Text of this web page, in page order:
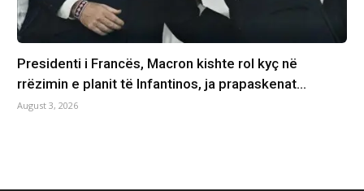
Presidenti i Francës, Macron kishte rol kyç në
rrëzimin e planit të Infantinos, ja prapaskenat…
August 3, 2026